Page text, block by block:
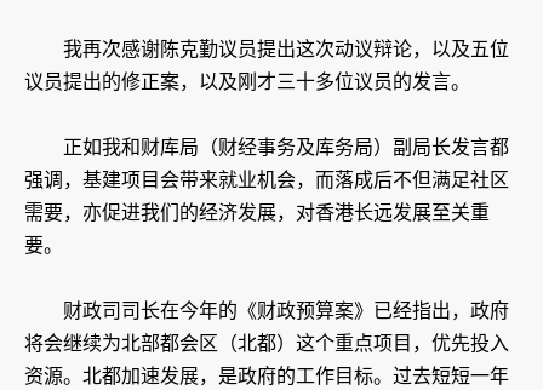
我再次感谢陈克勤议员提出这次动议辩论，以及五位
议员提出的修正案，以及刚才三十多位议员的发言。
正如我和财库局（财经事务及库务局）副局长发言都
强调，基建项目会带来就业机会，而落成后不但满足社区
需要，亦促进我们的经济发展，对香港长远发展至关重
要。
财政司司长在今年的《财政预算案》已经指出，政府
将会继续为北部都会区（北都）这个重点项目，优先投入
资源。北都加速发展，是政府的工作目标。过去短短一年